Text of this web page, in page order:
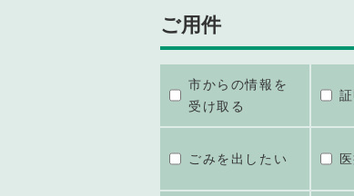
ご用件
市からの情報を
受け取る
ごみを出したい